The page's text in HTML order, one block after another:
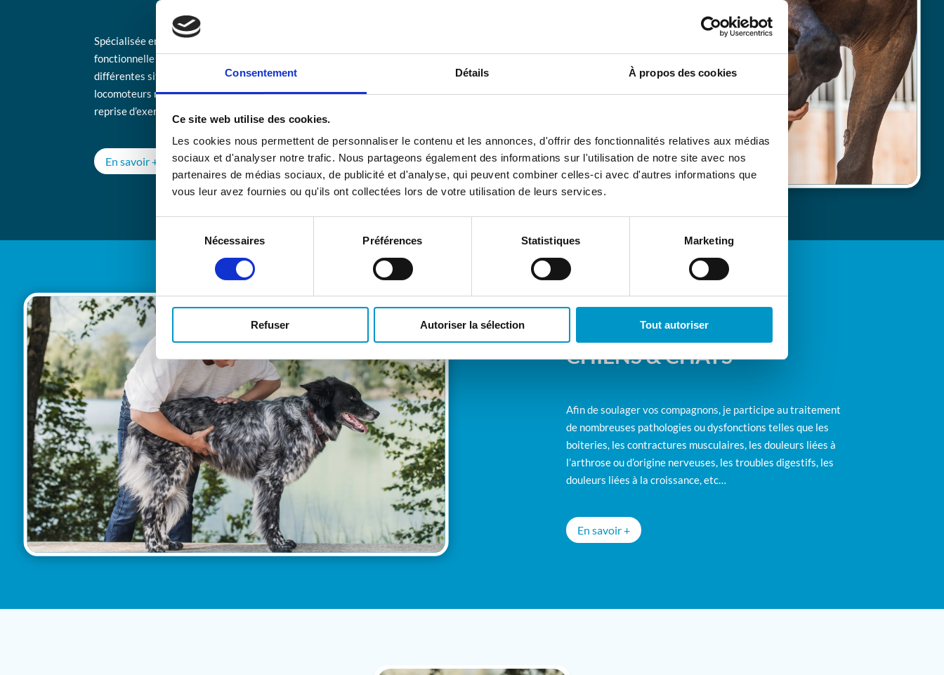
Consentement Détails À propos des cookies
Ce site web utilise des cookies.
Les cookies nous permettent de personnaliser le contenu et les annonces, d'offrir des fonctionnalités relatives aux médias
sociaux et d'analyser notre trafic. Nous partageons également des informations sur l'utilisation de notre site avec nos
partenaires de médias sociaux, de publicité et d'analyse, qui peuvent combiner celles-ci avec d'autres informations que
vous leur avez fournies ou qu'ils ont collectées lors de votre utilisation de leurs services.
du
consentement
Nécessaires Préférences Statistiques Marketing
Refuser Autoriser la sélection Tout autoriser
Spécialisée en ostéopathie animale et en rééducation
fonctionnelle des chevaux de sport, j’interviens dans
différentes situations telles que les troubles fonctionnels,
locomoteurs rencontrés au travail, les suivis postopératoires,
reprise d’exercice, troubles digestifs chroniques, etc…
En savoir +
OSTÉOPATHIE POUR
CHIENS & CHATS
Afin de soulager vos compagnons, je participe au traitement
de nombreuses pathologies ou dysfonctions telles que les
boiteries, les contractures musculaires, les douleurs liées à
l’arthrose ou d’origine nerveuses, les troubles digestifs, les
douleurs liées à la croissance, etc…
En savoir +